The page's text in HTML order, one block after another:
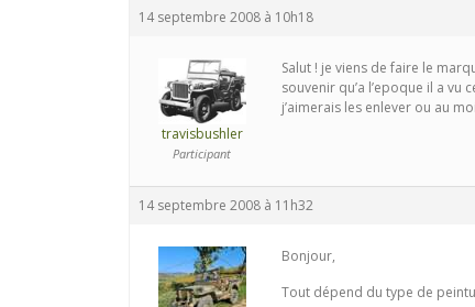
14 septembre 2008 à 10h18
travisbushler
Participant
Salut ! je viens de faire le
souvenir qu’a l’epoque il a
j’aimerais les enlever ou au
14 septembre 2008 à 11h32
Bonjour,
Tout dépend du type de